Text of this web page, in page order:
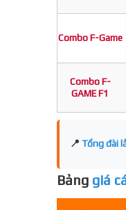
Combo F-Game
Combo F-
GAME F1
📍 Tổng đài
Bảng giá